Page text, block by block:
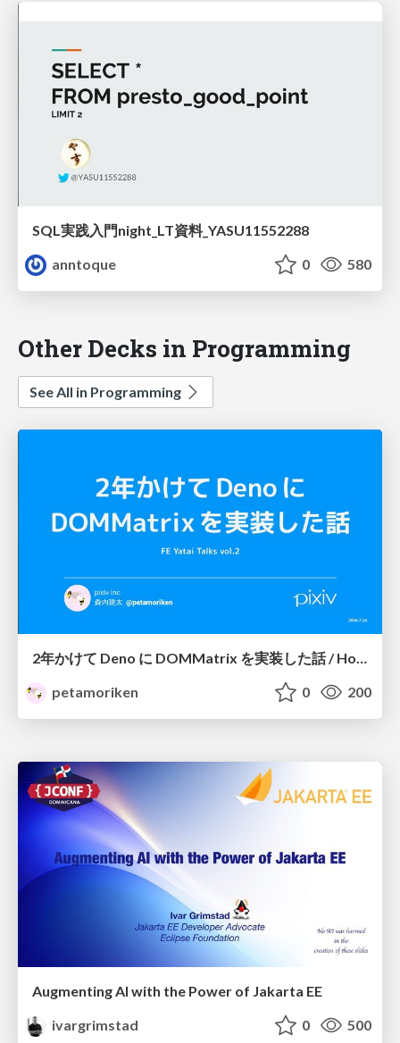
SQL実践入門night_LT資料_YASU11552288
anntoque
0 580
Other Decks in Programming
See All in Programming
2年かけて Deno に DOMMatrix を実装した話 / How I implemented DOMMatrix in Deno over two years
petamoriken
0 200
Augmenting AI with the Power of Jakarta EE
ivargrimstad
0 500